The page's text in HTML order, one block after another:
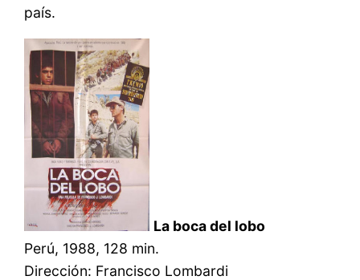
país.
La boca del lobo
Perú, 1988, 128 min.
Dirección: Francisco Lombardi